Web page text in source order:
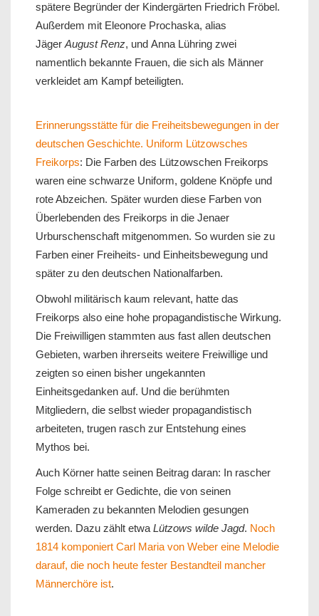
spätere Begründer der Kindergärten Friedrich Fröbel.
Außerdem mit Eleonore Prochaska, alias
Jäger August Renz, und Anna Lühring zwei
namentlich bekannte Frauen, die sich als Männer
verkleidet am Kampf beteiligten.
Erinnerungsstätte für die Freiheitsbewegungen in der
deutschen Geschichte. Uniform Lützowsches
Freikorps: Die Farben des Lützowschen Freikorps
waren eine schwarze Uniform, goldene Knöpfe und
rote Abzeichen. Später wurden diese Farben von
Überlebenden des Freikorps in die Jenaer
Urburschenschaft mitgenommen. So wurden sie zu
Farben einer Freiheits- und Einheitsbewegung und
später zu den deutschen Nationalfarben.
Obwohl militärisch kaum relevant, hatte das
Freikorps also eine hohe propagandistische Wirkung.
Die Freiwilligen stammten aus fast allen deutschen
Gebieten, warben ihrerseits weitere Freiwillige und
zeigten so einen bisher ungekannten
Einheitsgedanken auf. Und die berühmten
Mitgliedern, die selbst wieder propagandistisch
arbeiteten, trugen rasch zur Entstehung eines
Mythos bei.
Auch Körner hatte seinen Beitrag daran: In rascher
Folge schreibt er Gedichte, die von seinen
Kameraden zu bekannten Melodien gesungen
werden. Dazu zählt etwa Lützows wilde Jagd. Noch
1814 komponiert Carl Maria von Weber eine Melodie
darauf, die noch heute fester Bestandteil mancher
Männerchöre ist.